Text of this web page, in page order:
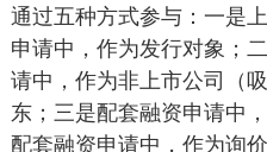
通过五种方式参与：一是
申请中，作为发行对象；
请中，作为非上市公司（
东；三是配套融资申请中
配套融资申请中，作为询